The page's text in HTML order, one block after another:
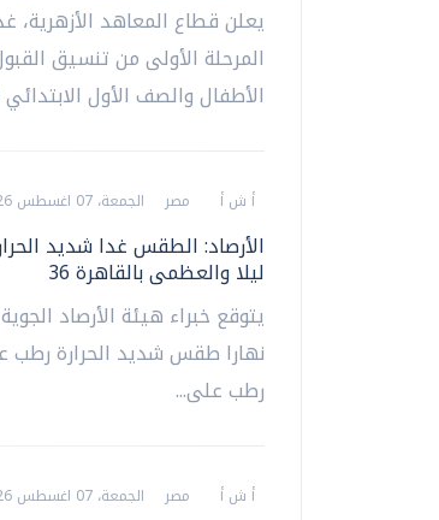
يعلن قطاع المعاهد الأزهرية،
المرحلة الأولى من تنسيق
الأطفال والصف الأول
أ ش أ مصر الجمعة، 07 اغسطس 2026 07:38 م
الأرصاد: الطقس غدا شديد
ليلا والعظمى بالقاهرة 36
يتوقع خبراء هيئة الأرصاد
نهارا طقس شديد الحرارة رطب
رطب على...
أ ش أ مصر الجمعة، 07 اغسطس 2026 06:30 م